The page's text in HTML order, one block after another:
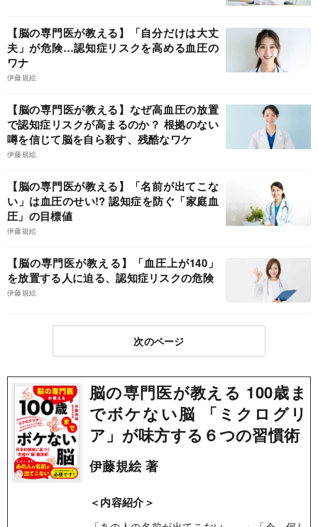
【脳の専門医が教える】「自分だけは大丈
夫」が危険…認知症リスクを高める血圧の
ワナ
伊藤規絵
【脳の専門医が教える】なぜ高血圧の放置
で認知症リスクが高まるのか？ 根拠のない
噂を信じて脳を自ら殺す、残酷なワケ
伊藤規絵
【脳の専門医が教える】「名前が出てこな
い」は血圧のせい!? 認知症を防ぐ「家庭血
圧」の目標値
伊藤規絵
【脳の専門医が教える】「血圧上が140」
を放置する人に迫る、認知症リスクの危険
伊藤規絵
次のページ
脳の専門医が教える 100歳ま
でボケない脳 「ミクログリ
ア」が味方する６つの習慣術
伊藤規絵 著
＜内容紹介＞